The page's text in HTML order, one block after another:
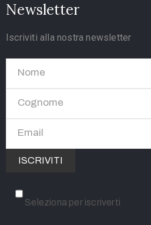
Newsletter
Iscriviti alla nostra newsletter
Seleziona per iscriverti